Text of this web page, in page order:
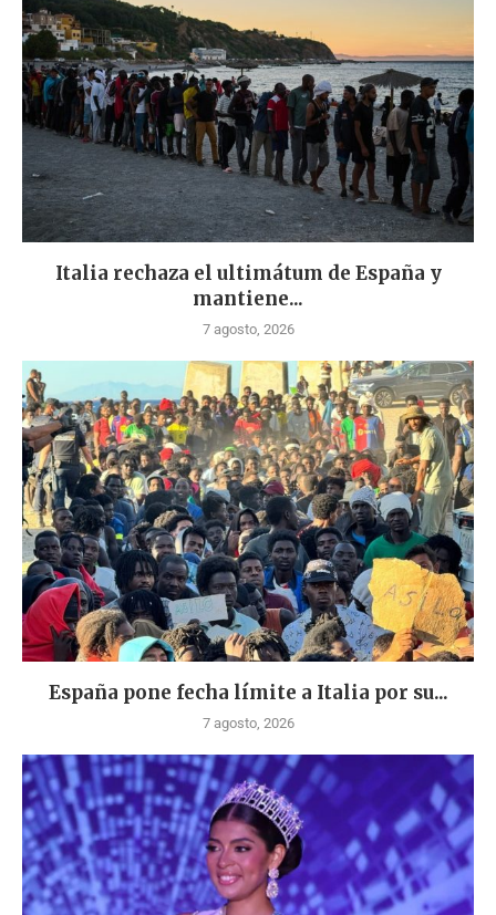
Italia rechaza el ultimátum de España y
mantiene...
7 agosto, 2026
España pone fecha límite a Italia por su...
7 agosto, 2026